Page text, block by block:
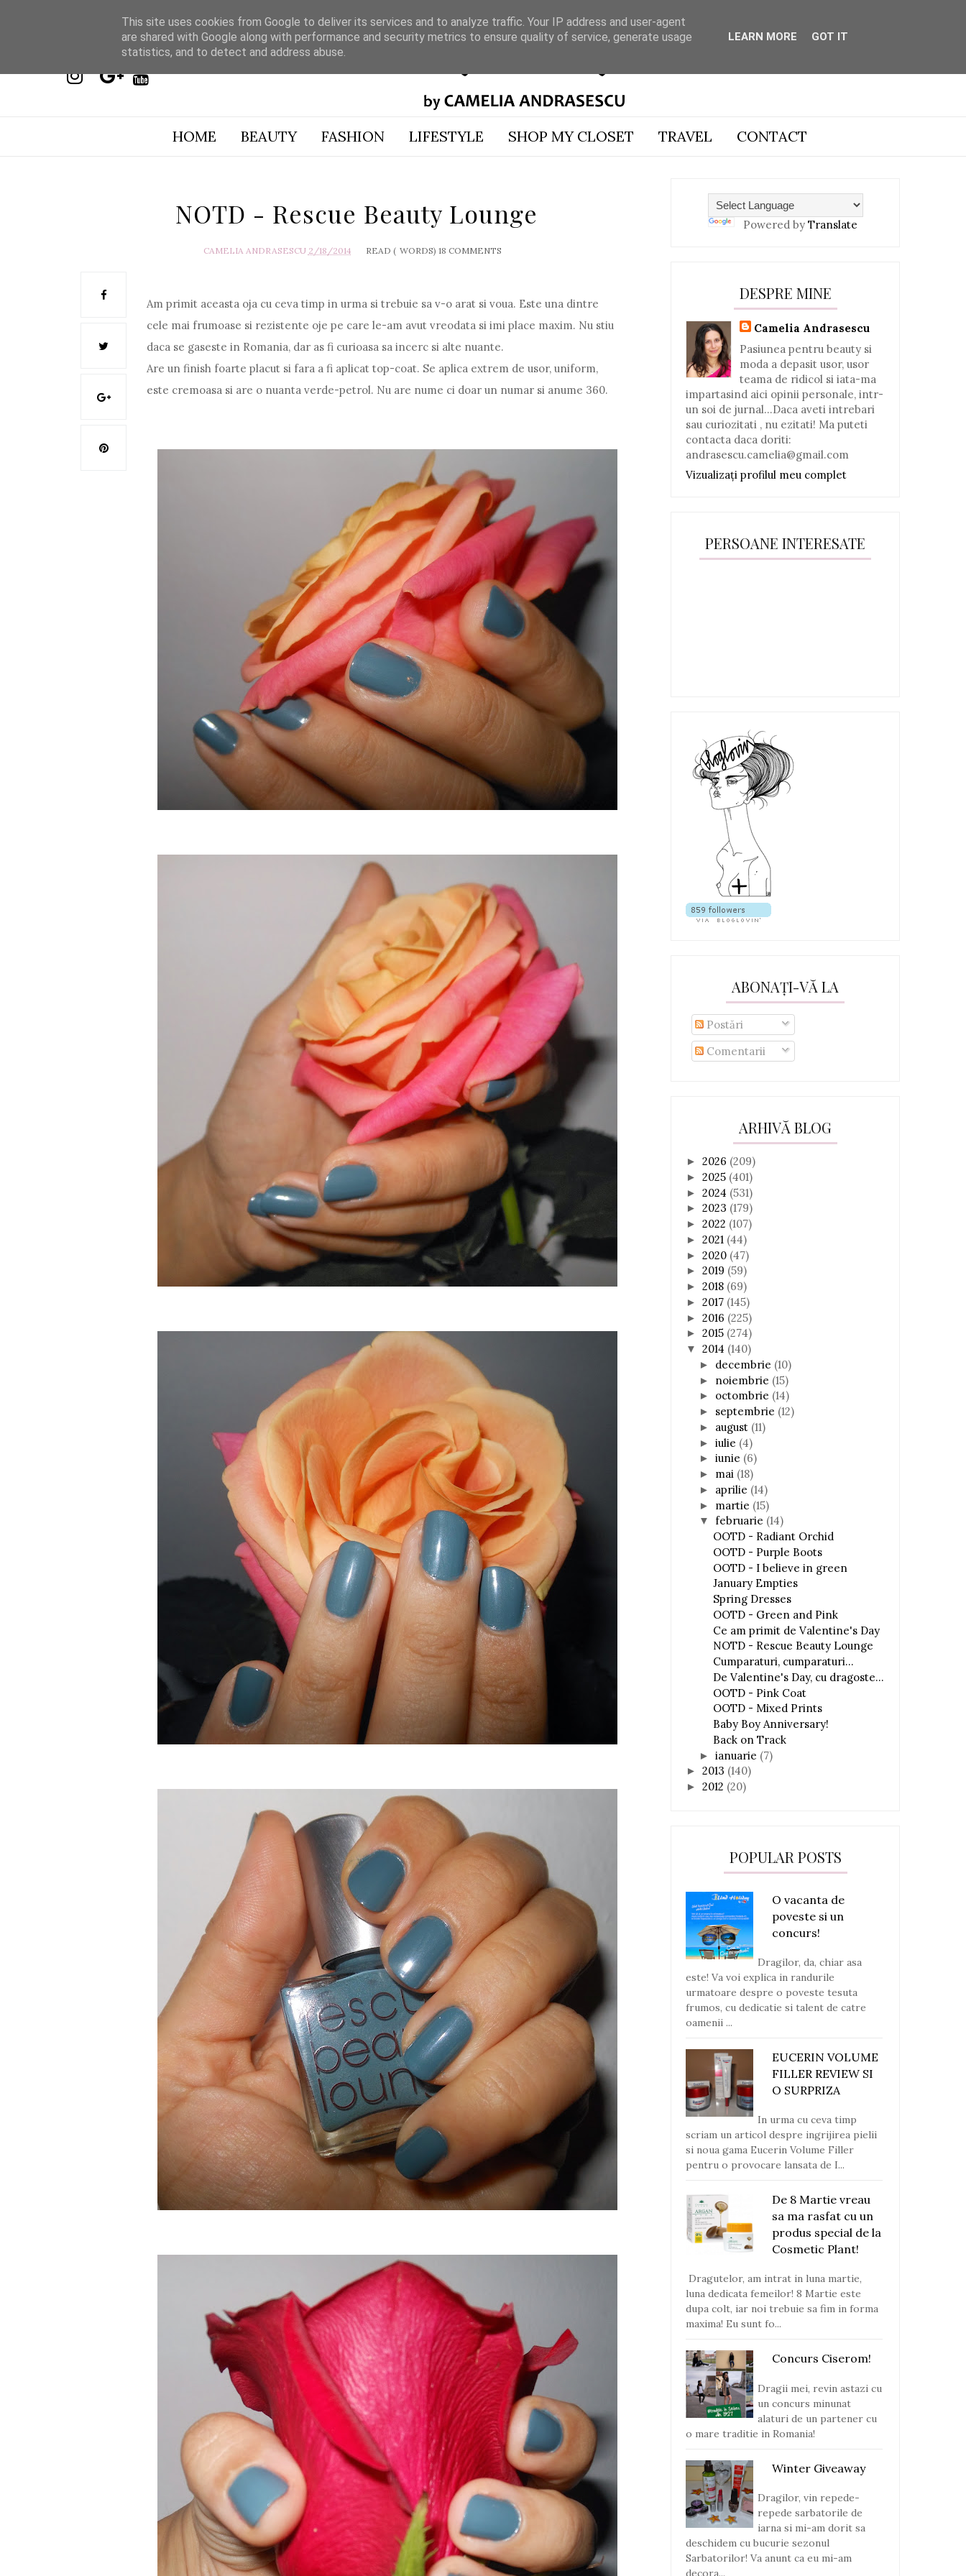
HOME BEAUTY FASHION LIFESTYLE SHOP MY CLOSET TRAVEL CONTACT
NOTD - Rescue Beauty Lounge
CAMELIA ANDRASESCU 2/18/2014 READ ( WORDS) 18 COMMENTS
Am primit aceasta oja cu ceva timp in urma si trebuie sa v-o arat si voua. Este una dintre
cele mai frumoase si rezistente oje pe care le-am avut vreodata si imi place maxim. Nu stiu
daca se gaseste in Romania, dar as fi curioasa sa incerc si alte nuante.
Are un finish foarte placut si fara a fi aplicat top-coat. Se aplica extrem de usor, uniform,
este cremoasa si are o nuanta verde-petrol. Nu are nume ci doar un numar si anume 360.
Powered by Translate
DESPRE MINE
Camelia Andrasescu
Pasiunea pentru beauty si
moda a depasit usor, usor
teama de ridicol si iata-ma
impartasind aici opinii personale, intr-
un soi de jurnal...Daca aveti intrebari
sau curiozitati , nu ezitati! Ma puteti
contacta daca doriti:
andrasescu.camelia@gmail.com
Vizualizați profilul meu complet
PERSOANE INTERESATE
ABONAȚI-VĂ LA
Postări
Comentarii
ARHIVĂ BLOG
► 2026 (209)
► 2025 (401)
► 2024 (531)
► 2023 (179)
► 2022 (107)
► 2021 (44)
► 2020 (47)
► 2019 (59)
► 2018 (69)
► 2017 (145)
► 2016 (225)
► 2015 (274)
▼ 2014 (140)
► decembrie (10)
► noiembrie (15)
► octombrie (14)
► septembrie (12)
► august (11)
► iulie (4)
► iunie (6)
► mai (18)
► aprilie (14)
► martie (15)
▼ februarie (14)
OOTD - Radiant Orchid
OOTD - Purple Boots
OOTD - I believe in green
January Empties
Spring Dresses
OOTD - Green and Pink
Ce am primit de Valentine's Day
NOTD - Rescue Beauty Lounge
Cumparaturi, cumparaturi...
De Valentine's Day, cu dragoste...
OOTD - Pink Coat
OOTD - Mixed Prints
Baby Boy Anniversary!
Back on Track
► ianuarie (7)
► 2013 (140)
► 2012 (20)
POPULAR POSTS
O vacanta de
poveste si un
concurs!
Dragilor, da, chiar asa
este! Va voi explica in randurile
urmatoare despre o poveste tesuta
frumos, cu dedicatie si talent de catre
oamenii ...
EUCERIN VOLUME
FILLER REVIEW SI
O SURPRIZA
In urma cu ceva timp
scriam un articol despre ingrijirea pielii
si noua gama Eucerin Volume Filler
pentru o provocare lansata de I...
De 8 Martie vreau
sa ma rasfat cu un
produs special de la
Cosmetic Plant!
Dragutelor, am intrat in luna martie,
luna dedicata femeilor! 8 Martie este
dupa colt, iar noi trebuie sa fim in forma
maxima! Eu sunt fo...
Concurs Ciserom!
Dragii mei, revin astazi cu
un concurs minunat
alaturi de un partener cu
o mare traditie in Romania!
Winter Giveaway
Dragilor, vin repede-
repede sarbatorile de
iarna si mi-am dorit sa
deschidem cu bucurie sezonul
Sarbatorilor! Va anunt ca eu mi-am
decora...
This site uses cookies from Google to deliver its services and to analyze traffic. Your IP address and user-agent
are shared with Google along with performance and security metrics to ensure quality of service, generate usage
statistics, and to detect and address abuse.
LEARN MORE GOT IT